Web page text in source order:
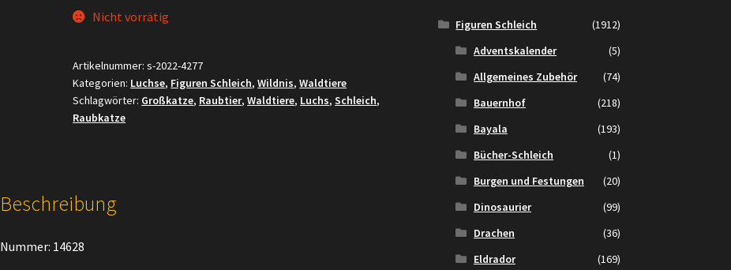
Nicht vorrätig
Artikelnummer:s-2022-4277
Kategorien: Luchse, Figuren Schleich,Wildnis,Waldtiere
Schlagwörter: Großkatze, Raubtier,Waldtiere, Luchs,Schleich,
Raubkatze
Beschreibung
Nummer: 14628
Figuren Schleich
(1912)
Adventskalender
(5)
Allgemeines Zubehör
(74)
Bauernhof
(218)
Bayala
(193)
Bücher-Schleich
(1)
Burgen und Festungen
(20)
Dinosaurier
(99)
Drachen
(36)
Eldrador
(169)